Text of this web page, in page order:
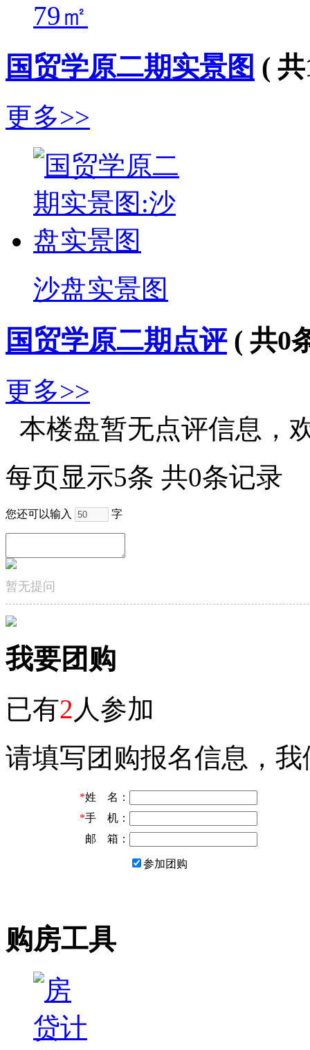
79㎡
国贸学原二期实景图 (
更多>>
沙盘实景图
国贸学原二期点评 ( 共0
更多>>
本楼盘暂无点评信息，
每页显示5条 共0条记录
您还可以输入 字
暂无提问
我要团购
已有2 人参加
请填写团购报名信息，
*姓 名：
*手 机：
邮 箱：
参加团购
购房工具